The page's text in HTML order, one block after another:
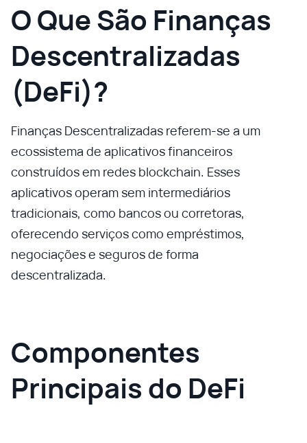
O Que São Finanças
Descentralizadas
(DeFi)?
Finanças Descentralizadas referem-se a um
ecossistema de aplicativos financeiros
construídos em redes blockchain. Esses
aplicativos operam sem intermediários
tradicionais, como bancos ou corretoras,
oferecendo serviços como empréstimos,
negociações e seguros de forma
descentralizada.
Componentes
Principais do DeFi